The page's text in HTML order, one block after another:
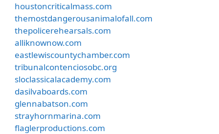
houstoncriticalmass.com
themostdangerousanimalofall.com
thepolicerehearsals.com
alliknownow.com
eastlewiscountychamber.com
tribunalcontenciosobc.org
sloclassicalacademy.com
dasilvaboards.com
glennabatson.com
strayhornmarina.com
flaglerproductions.com